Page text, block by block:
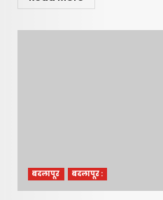
बदलापूर बदलापूर :